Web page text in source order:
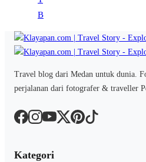
Travel blog dari Medan untuk dunia.
perjalanan dari fotografer & traveller
Kategori